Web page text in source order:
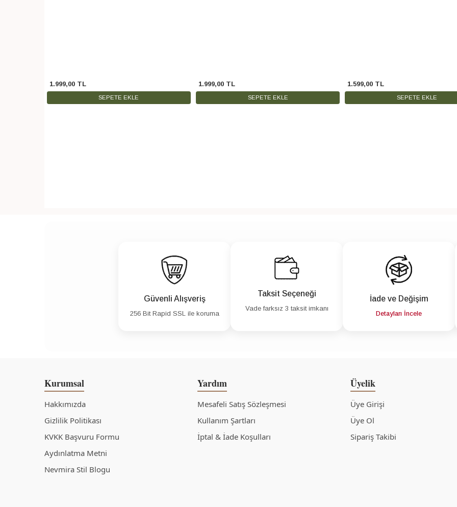
1.999,00 TL
SEPETE EKLE
1.999,00 TL
SEPETE EKLE
1.599,00 TL
SEPETE EKLE
Güvenli Alışveriş
256 Bit Rapid SSL ile koruma
Taksit Seçeneği
Vade farksız 3 taksit imkanı
İade ve Değişim
Detayları İncele
Kurumsal
Hakkımızda
Gizlilik Politikası
KVKK Başvuru Formu
Aydınlatma Metni
Nevmira Stil Blogu
Yardım
Mesafeli Satış Sözleşmesi
Kullanım Şartları
İptal & İade Koşulları
Üyelik
Üye Girişi
Üye Ol
Sipariş Takibi